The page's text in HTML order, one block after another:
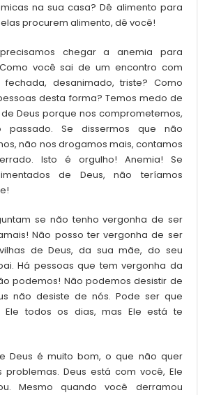
na sua casa? Dê alimento para
procurem alimento, dê você!
chegar a anemia para
você sai de um encontro com
desanimado, triste? Como
desta forma? Temos medo de
Deus porque nos comprometemos,
passado. Se dissermos que não
não nos drogamos mais, contamos
Isto é orgulho! Anemia! Se
de Deus, não teríamos
se não tenho vergonha de ser
Não posso ter vergonha de ser
de Deus, da sua mãe, do seu
Há pessoas que tem vergonha da
podemos! Não podemos desistir de
não desiste de nós. Pode ser que
todos os dias, mas Ele está te
Deus é muito bom, o que não quer
Deus está com você, Ele
Mesmo quando você derramou